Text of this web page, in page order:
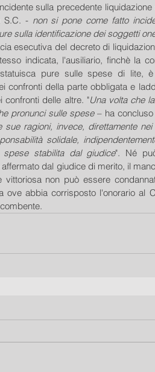
sulla precedente
S.C. - non si pone come fatto
sulla identificazione dei soggetti
esecutiva del decreto di
indicata, l'ausiliario, finchè la
pure sulle spese di lite,
confronti della parte obbligata e
confronti delle altre. "Una volta che
pronunci sulle spese – ha
sue ragioni, invece, direttamente
solidale,
spese stabilita dal giudice". Né
dal giudice di merito, il
non può essere
ove abbia corrisposto l'onorario al